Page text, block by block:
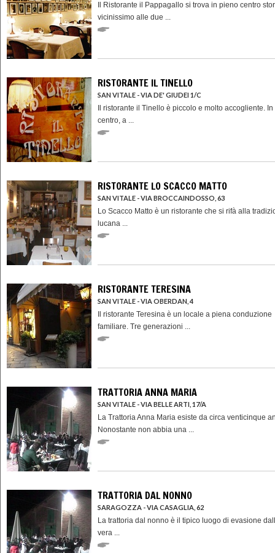
Il Ristorante il Pappagallo si trova in pieno centro
vicinissimo alle due ...
RISTORANTE IL TINELLO
SAN VITALE - VIA DE' GIUDEI 1/C
Il ristorante il Tinello è piccolo e molto accogliente.
centro, a ...
RISTORANTE LO SCACCO MATTO
SAN VITALE - VIA BROCCAINDOSSO, 63
Lo Scacco Matto è un ristorante che si rifà alla
lucana ...
RISTORANTE TERESINA
SAN VITALE - VIA OBERDAN, 4
Il ristorante Teresina è un locale a piena conduzione
familiare. Tre generazioni ...
TRATTORIA ANNA MARIA
SAN VITALE - VIA BELLE ARTI, 17/A
La Trattoria Anna Maria esiste da circa venticinque
Nonostante non abbia una ...
TRATTORIA DAL NONNO
SARAGOZZA - VIA CASAGLIA, 62
La trattoria dal nonno è il tipico luogo di evasione
vera ...